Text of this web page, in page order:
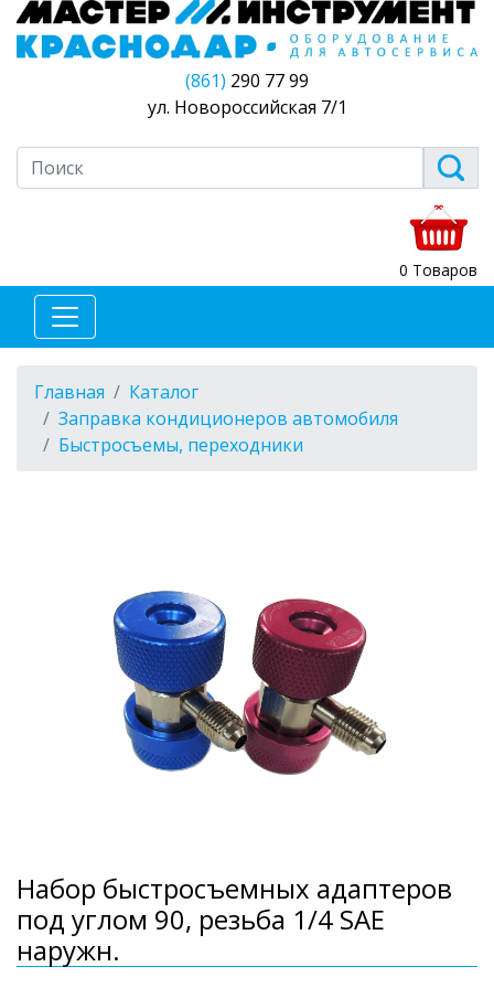
(861) 290 77 99
ул. Новороссийская 7/1
0 Товаров
Главная
Каталог
Заправка кондиционеров автомобиля
Быстросъемы, переходники
Набор быстросъемных адаптеров
под углом 90, резьба 1/4 SAE
наружн.